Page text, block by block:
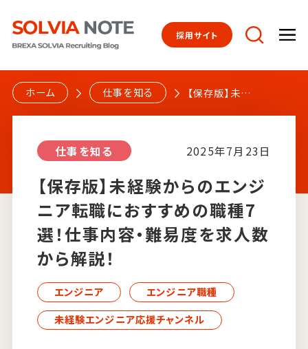
採用サイト
ホーム 仕事を知る
【保存版】未経
おすすめの職
容・難易度を
求人数から解
説！
仕事を知る 2025年7月23日
【保存版】未経験からのエンジ
ニア転職におすすめの職種7
選！仕事内容・難易度を求人数
から解説！
エンジニア
エンジニア職種
未経験エンジニア応援チャンネル
トップページ
社員を知る
仕事を知る
文化を知る
すべての記事